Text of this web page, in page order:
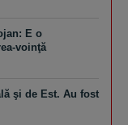
E o
voinţă
şi de Est. Au fost